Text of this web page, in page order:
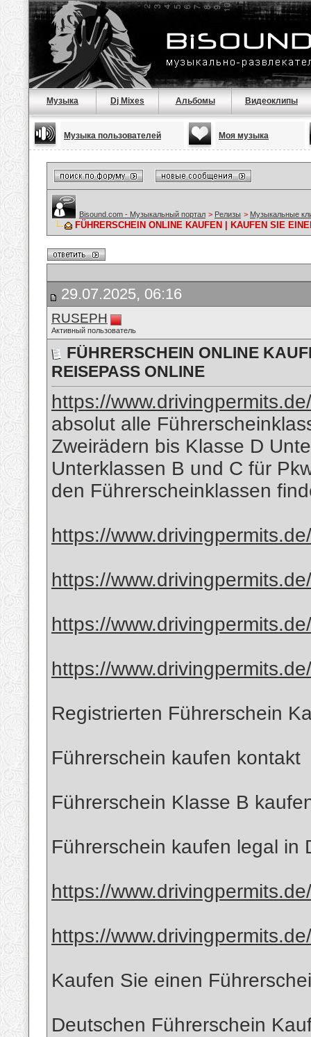
Музыка Dj Mixes Альбомы Видеоклипы
Музыка пользователей Моя музыка
Bisound.com - Музыкальный портал > Релизы > Музыкальные
FÜHRERSCHEIN ONLINE KAUFEN | KAUFEN SIE
29.07.2025, 06:16
RUSEPH
Активный пользователь
FÜHRERSCHEIN ONLINE
REISEPASS ONLINE
https://www.drivingpermits.de/
absolut alle
Zweirädern bis Klasse D
Unterklassen B und C für
den Führerscheinklassen
https://
https://
https://
https://
Registrierten Führerschein
Führerschein kaufen kontakt
Führerschein Klasse B
Führerschein kaufen legal in
https://
https://
Kaufen Sie einen
Deutschen Führerschein